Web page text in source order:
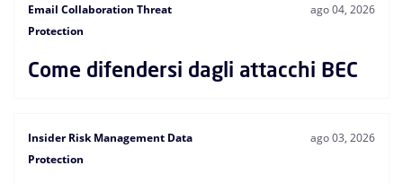
Email Collaboration Threat
Protection
ago 04, 2026
Come difendersi dagli attacchi BEC
Insider Risk Management Data
Protection
ago 03, 2026